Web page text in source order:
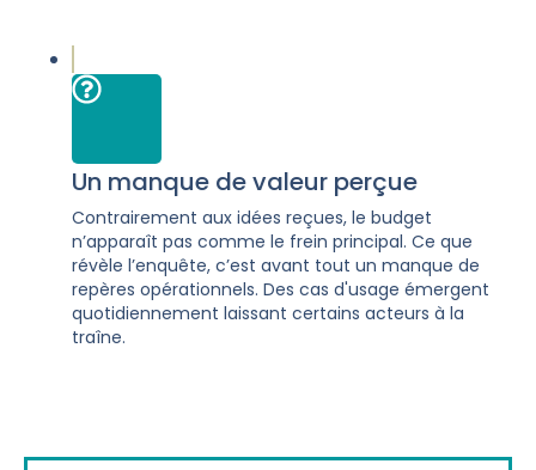
Un manque de valeur perçue
Contrairement aux idées reçues, le budget
n’apparaît pas comme le frein principal. Ce que
révèle l’enquête, c’est avant tout un manque de
repères opérationnels. Des cas d'usage émergent
quotidiennement laissant certains acteurs à la
traîne.